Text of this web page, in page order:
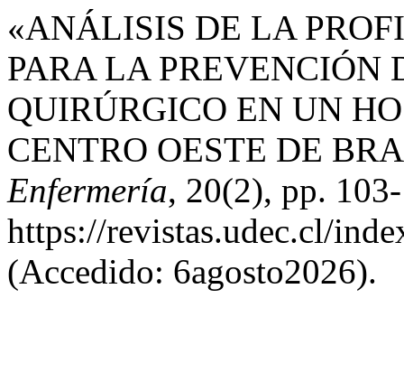
«ANÁLISIS DE LA
PARA LA PREVENCIÓN
QUIRÚRGICO EN UN
CENTRO OESTE DE
Enfermería, 20(2), pp.
https://revistas.udec.cl/
(Accedido: 6agosto2026).